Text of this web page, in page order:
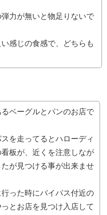
力が無いと物足りないで
感じの食感で、どちらも
ベーグルとパンのお店で
を走ってるとハローディ
板が、近くを注意しなが
が見つける事が出来ませ
った時にバイパス付近の
とお店を見つけ入店して